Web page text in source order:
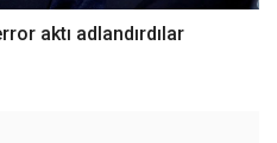
aktı adlandırdılar